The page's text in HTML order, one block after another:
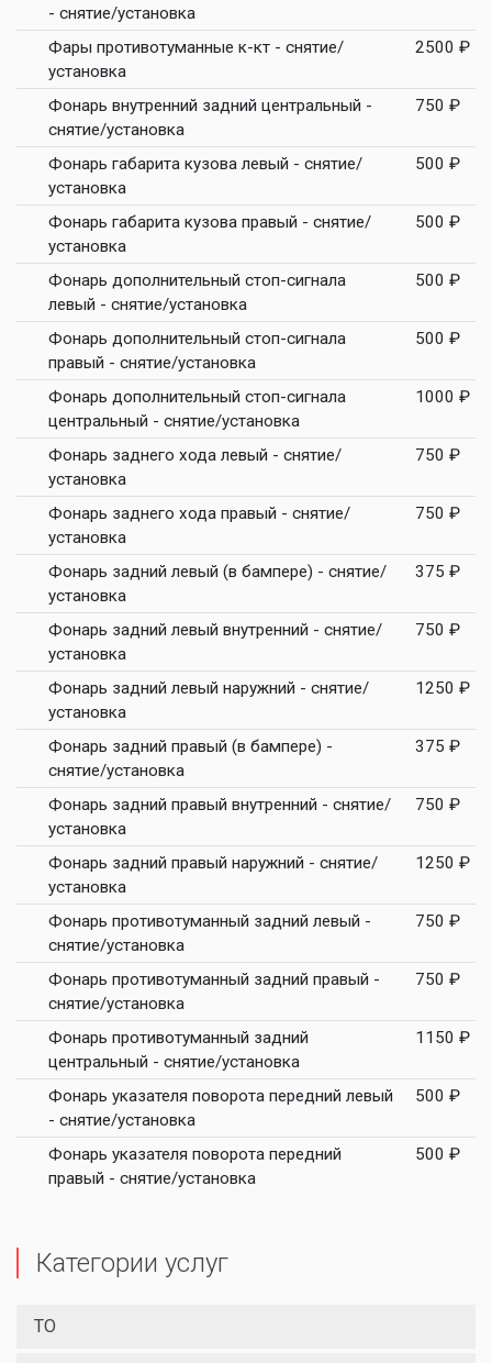
- снятие/установка
Фары противотуманные к-кт - снятие/
установка
2500 ₽
Фонарь внутренний задний центральный -
снятие/установка
750 ₽
Фонарь габарита кузова левый - снятие/
установка
500 ₽
Фонарь габарита кузова правый - снятие/
установка
500 ₽
Фонарь дополнительный стоп-сигнала
левый - снятие/установка
500 ₽
Фонарь дополнительный стоп-сигнала
правый - снятие/установка
500 ₽
Фонарь дополнительный стоп-сигнала
центральный - снятие/установка
1000 ₽
Фонарь заднего хода левый - снятие/
установка
750 ₽
Фонарь заднего хода правый - снятие/
установка
750 ₽
Фонарь задний левый (в бампере) - снятие/
установка
375 ₽
Фонарь задний левый внутренний - снятие/
установка
750 ₽
Фонарь задний левый наружний - снятие/
установка
1250 ₽
Фонарь задний правый (в бампере) -
снятие/установка
375 ₽
Фонарь задний правый внутренний - снятие/
установка
750 ₽
Фонарь задний правый наружний - снятие/
установка
1250 ₽
Фонарь противотуманный задний левый -
снятие/установка
750 ₽
Фонарь противотуманный задний правый -
снятие/установка
750 ₽
Фонарь противотуманный задний
центральный - снятие/установка
1150 ₽
Фонарь указателя поворота передний левый
- снятие/установка
500 ₽
Фонарь указателя поворота передний
правый - снятие/установка
500 ₽
Категории услуг
ТО